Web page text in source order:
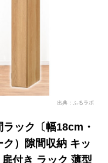
出典：ふるラボ
ラック〔幅18cm・
）隙間収納 キッ
付き ラック 薄型